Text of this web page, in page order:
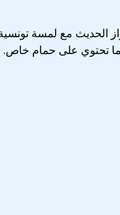
الحديث مع لمسة
تحتوي على حمام خاص.